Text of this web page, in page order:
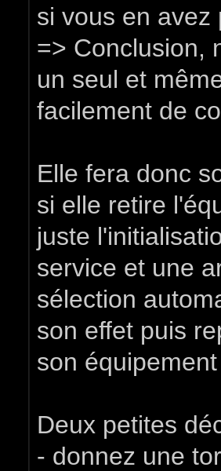
si vous en avez
=> Conclusion,
un seul et
facilement de
Elle fera donc
si elle retire
juste
service et une
sélection
son effet puis
son
Deux petites
- donnez une